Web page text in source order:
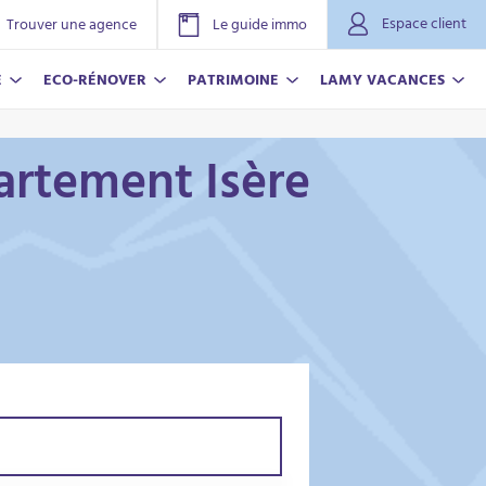
Trouver une agence Le guide immo
Espace client
ECO-RÉNOVER PATRIMOINE LAMY VACANCES
Isère